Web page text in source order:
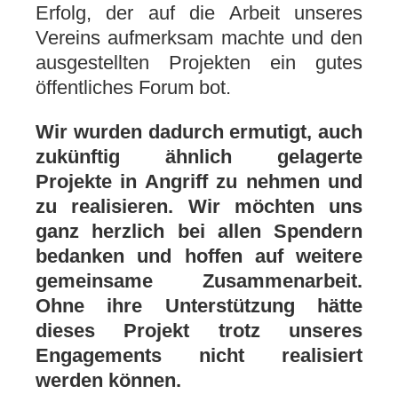
Erfolg, der auf die Arbeit unseres
Vereins aufmerksam machte und den
ausgestellten Projekten ein gutes
öffentliches Forum bot.
Wir wurden dadurch ermutigt, auch
zukünftig ähnlich gelagerte
Projekte in Angriff zu nehmen und
zu realisieren. Wir möchten uns
ganz herzlich bei allen Spendern
bedanken und hoffen auf weitere
gemeinsame Zusammenarbeit.
Ohne ihre Unterstützung hätte
dieses Projekt trotz unseres
Engagements nicht realisiert
werden können.